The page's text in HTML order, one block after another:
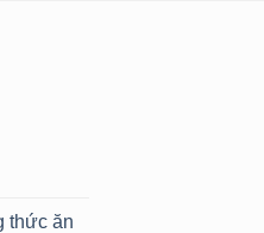
thức ăn